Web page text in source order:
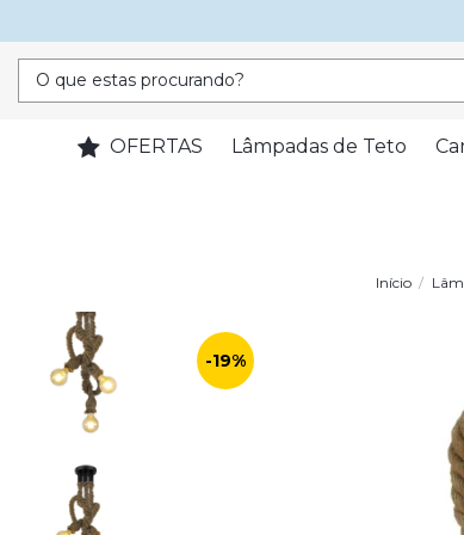
OFERTAS Lâmpadas de Teto
Início
-19%